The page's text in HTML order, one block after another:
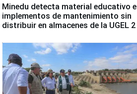
Minedu detecta material educativo e
implementos de mantenimiento sin
distribuir en almacenes de la UGEL 2